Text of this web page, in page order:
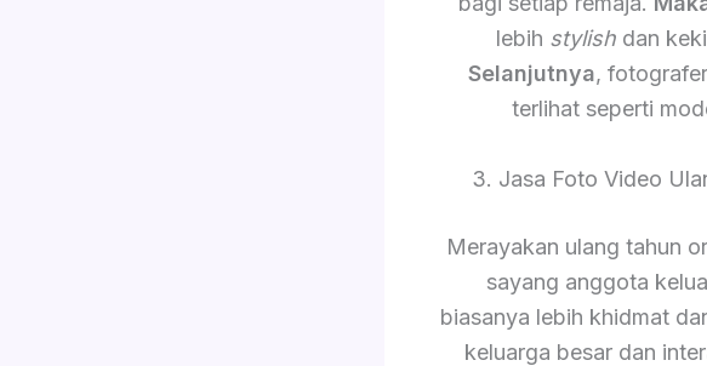
lebih stylish dan
Selanjutnya,
terlihat seperti
3. Jasa Foto Video
Merayakan ulang tahun
sayang anggota
biasanya lebih khidmat
keluarga besar dan